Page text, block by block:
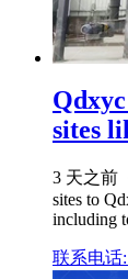
sites
3 天之前
sites to
including
联系电话: